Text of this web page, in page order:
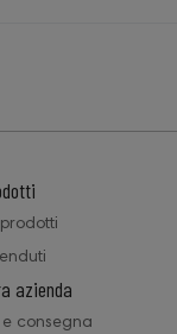
azienda
consegna